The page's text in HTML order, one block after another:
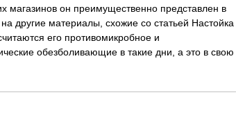
магазинов он преимущественно представлен в
другие материалы, схожие со статьей Настойка
его противомикробное и
обезболивающие в такие дни, а это в свою